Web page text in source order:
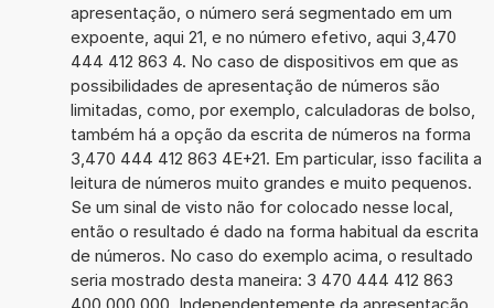
apresentação, o número será segmentado em um
expoente, aqui 21, e no número efetivo, aqui 3,470
444 412 863 4. No caso de dispositivos em que as
possibilidades de apresentação de números são
limitadas, como, por exemplo, calculadoras de bolso,
também há a opção da escrita de números na forma
3,470 444 412 863 4E+21. Em particular, isso facilita a
leitura de números muito grandes e muito pequenos.
Se um sinal de visto não for colocado nesse local,
então o resultado é dado na forma habitual da escrita
de números. No caso do exemplo acima, o resultado
seria mostrado desta maneira: 3 470 444 412 863
400 000 000. Independentemente da apresentação